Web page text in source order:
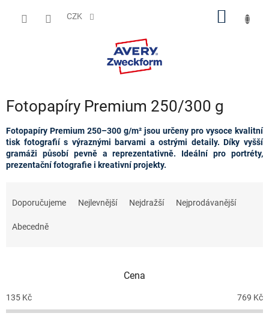
CZK
Fotopapíry Premium 250/300 g
Fotopapíry Premium 250–300 g/m² jsou určeny pro vysoce kvalitní
tisk fotografií s výraznými barvami a ostrými detaily. Díky vyšší
gramáži působí pevně a reprezentativně. Ideální pro portréty,
prezentační fotografie i kreativní projekty.
o
d
Doporučujeme Nejlevnější Nejdražší Nejprodávanější
Abecedně
Cena
135 Kč 769 Kč